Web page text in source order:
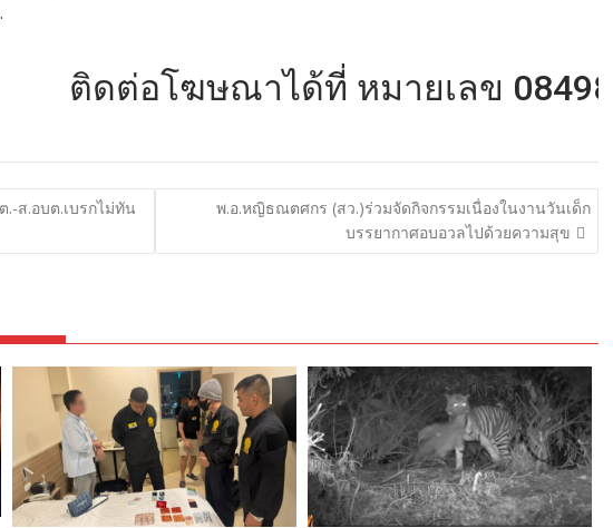
ติดต่อโฆษณาได้ที่ หมายเลข
.-ส.อบต.เบรกไม่ทัน
พ.อ.หญิธณตศกร (สว.)ร่วมจัดกิจกรรมเนื่องในงานวันเด็ก
บรรยากาศอบอวลไปด้วยความสุข